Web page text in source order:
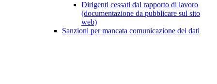
Dirigenti cessati dal rapporto di lavoro
(documentazione da pubblicare sul sito
web)
Sanzioni per mancata comunicazione dei dati